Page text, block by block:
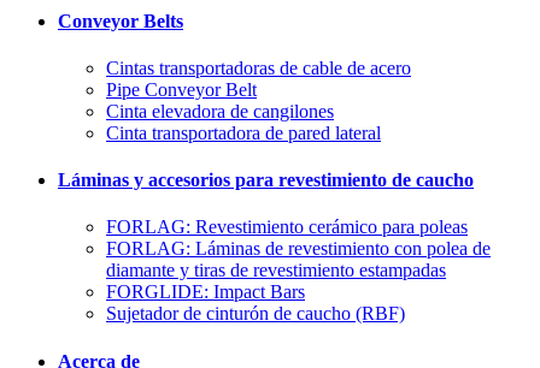
Conveyor Belts
Cintas transportadoras de cable de acero
Pipe Conveyor Belt
Cinta elevadora de cangilones
Cinta transportadora de pared lateral
Láminas y accesorios para revestimiento de caucho
FORLAG: Revestimiento cerámico para poleas
FORLAG: Láminas de revestimiento con polea de
diamante y tiras de revestimiento estampadas
FORGLIDE: Impact Bars
Sujetador de cinturón de caucho (RBF)
Acerca de